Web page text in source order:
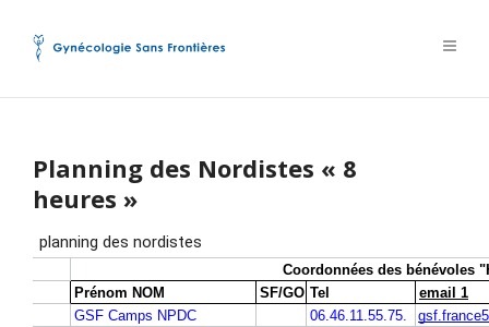
Planning des Nordistes « 8
heures »